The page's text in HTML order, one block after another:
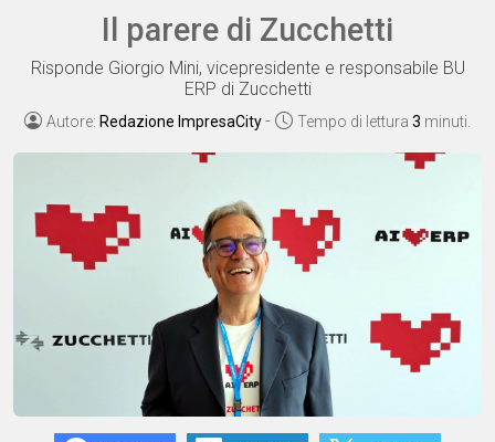
Il parere di Zucchetti
Risponde Giorgio Mini, vicepresidente e responsabile BU
ERP di Zucchetti
Autore: Redazione ImpresaCity- Tempo di lettura 3 minuti.